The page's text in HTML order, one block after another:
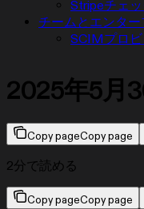
Stripeチェ
チームとエンタ
SCIMプロ
2025年5月
Copy pageCopy page
2分で読める
Copy pageCopy page